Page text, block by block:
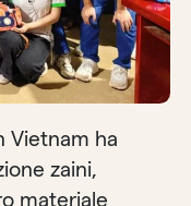
Vietnam ha
zaini,
materiale